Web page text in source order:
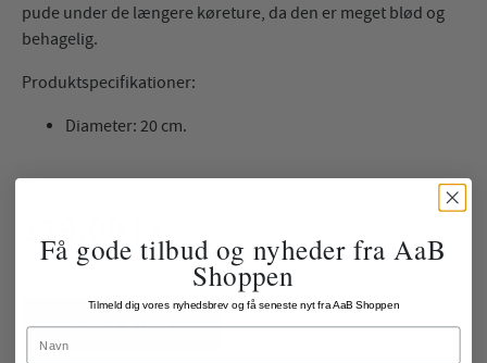
pude under de længere køreture, da den er meget blød og
behagelig.
Produktspecifikationer:
Diameter: 20 cm.
119,00 kr.
ekskl. fragt
LÆG I KURV
Få gode tilbud og nyheder fra AaB
Shoppen
Tilmeld dig vores nyhedsbrev og få seneste nyt fra AaB Shoppen
Name